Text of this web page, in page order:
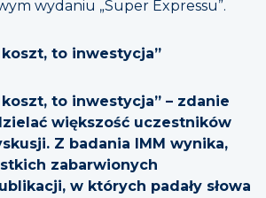
wydaniu „Super Expressu”.
to inwestycja”
to inwestycja” – zdanie
większość uczestników
Z badania IMM wynika,
zabarwionych
w których padały słowa